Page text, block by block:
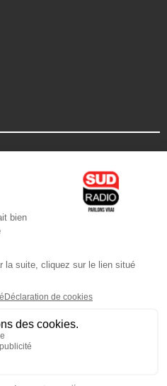
l'application
Radio / Pierre Olivier